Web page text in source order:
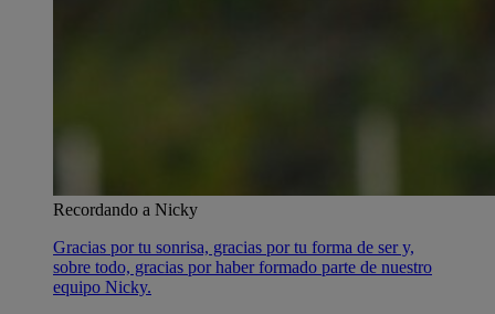
Recordando a Nicky
Gracias por tu sonrisa, gracias por tu forma de ser y,
sobre todo, gracias por haber formado parte de nuestro
equipo Nicky.